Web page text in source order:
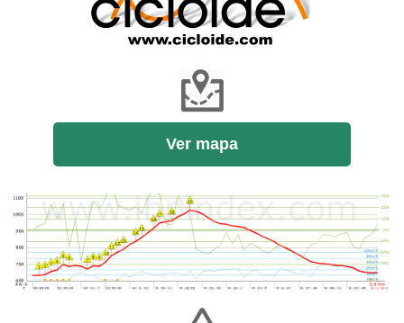
Ver mapa